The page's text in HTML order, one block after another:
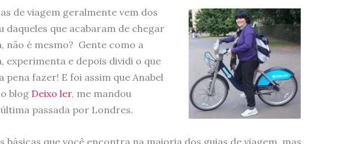
de viagem geralmente vem dos
daqueles que acabaram de chegar
não é mesmo? Gente como a
experimenta e depois dividi o que
pena fazer! E foi assim que Anabel
blog Deixo ler, me mandou
passada por Londres.